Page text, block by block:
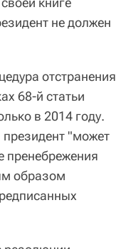
не должен
отстранения
68-й статьи
в 2014 году.
президент "может
пренебрежения
образом